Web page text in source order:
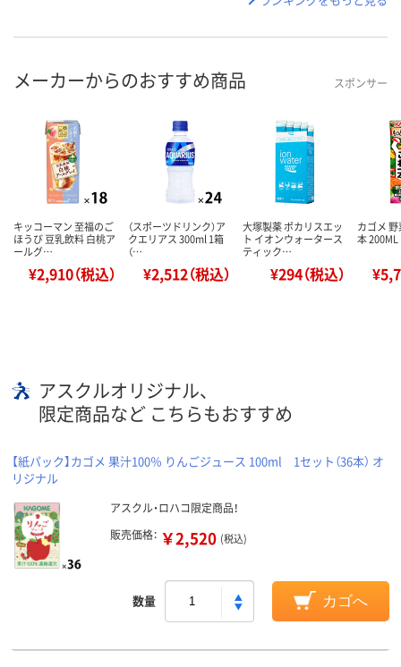
メーカーからのおすすめ商品 スポンサー
キッコーマン 至福のご
ほうび 豆乳飲料 白桃ア
ールグ…
¥2,910（税込）
（スポーツドリンク）ア
クエリアス 300ml 1箱
（…
¥2,512（税込）
大塚製薬 ポカリスエッ
ト イオンウォータース
ティック…
¥294（税込）
カゴメ
本
アスクルオリジナル、
限定商品など こちらもおすすめ
【紙パック】カゴメ 果汁100％ りんごジュース 100ml 1セット（36本） オ
リジナル
アスクル・ロハコ限定商品！
販売価格： ￥2,520 (税込)
数量 カゴへ